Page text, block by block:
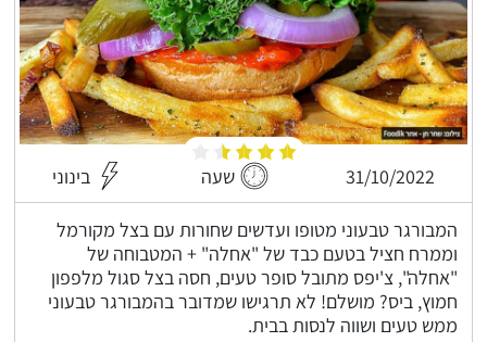
31/10/2022 שעה בינוני
המבורגר טבעוני מטופו ועדשים שחורות עם בצל מקורמל
וממרח חציל בטעם כבד של "אחלה" + המטבוחה של
"אחלה", צ'יפס מתובל סופר טעים, חסה בצל סגול מלפפון
חמוץ, ביס? מושלם! לא תרגישו שמדובר בהמבורגר טבעוני
ממש טעים ושווה לנסות בבית.